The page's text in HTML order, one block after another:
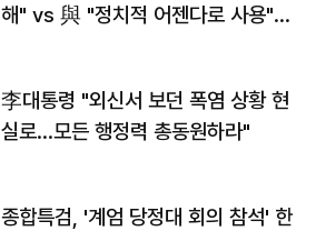
해" vs 與 "정치적 어젠다로 사용"
李대통령 "외신서 보던 폭염 상황 현
실로…모든 행정력 총동원하라"
종합특검, '계엄 당정대 회의 참석' 한